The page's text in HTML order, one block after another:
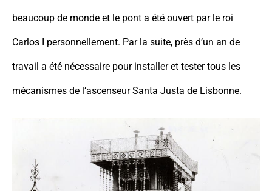
beaucoup de monde et le pont a été ouvert par le roi
Carlos I personnellement. Par la suite, près d’un an de
travail a été nécessaire pour installer et tester tous les
mécanismes de l’ascenseur Santa Justa de Lisbonne.